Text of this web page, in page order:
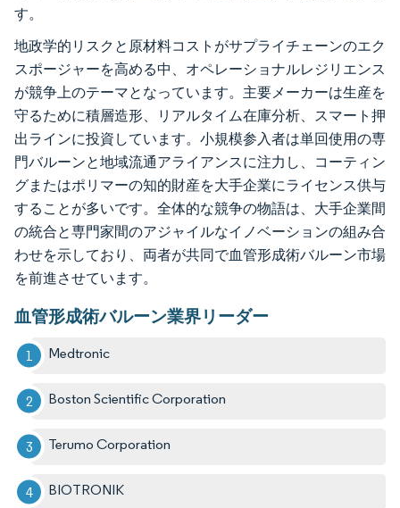
す。
地政学的リスクと原材料コストがサプライチェーンのエク
スポージャーを高める中、オペレーショナルレジリエンス
が競争上のテーマとなっています。主要メーカーは生産を
守るために積層造形、リアルタイム在庫分析、スマート押
出ラインに投資しています。小規模参入者は単回使用の専
門バルーンと地域流通アライアンスに注力し、コーティン
グまたはポリマーの知的財産を大手企業にライセンス供与
することが多いです。全体的な競争の物語は、大手企業間
の統合と専門家間のアジャイルなイノベーションの組み合
わせを示しており、両者が共同で血管形成術バルーン市場
を前進させています。
血管形成術バルーン業界リーダー
Medtronic
Boston Scientific Corporation
Terumo Corporation
BIOTRONIK